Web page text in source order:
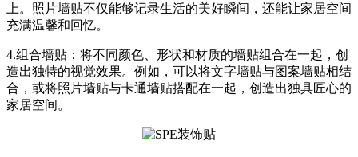
上。照片墙贴不仅能够记录生活的美好瞬间，还能让家居空间
充满温馨和回忆。
4.组合墙贴：将不同颜色、形状和材质的墙贴组合在一起，创
造出独特的视觉效果。例如，可以将文字墙贴与图案墙贴相结
合，或将照片墙贴与卡通墙贴搭配在一起，创造出独具匠心的
家居空间。